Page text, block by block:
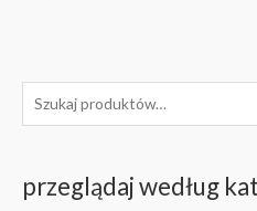
przeglądaj według